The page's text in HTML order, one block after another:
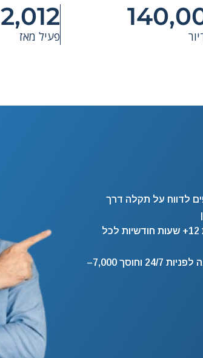
2,012
פעיל מאז
לדווח על תקלה דרך
גבייה דיגיטלית חוסכת 12+ שעות חודשיות לכל
סוכן AI בוואטסאפ עונה לפניות 24/7 וחוסך 7,000–